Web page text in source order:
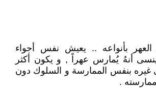
بأنواعه .. يعيش نفس أجواء
أنهُ يُمارس عهراً , و يكون أكثر
غيره بنفس الممارسة و السلوك دون
.